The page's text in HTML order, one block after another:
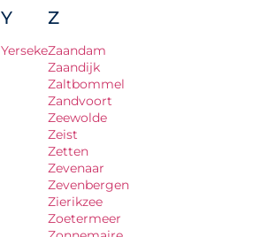
Y
Yerseke
Z
Zaandam
Zaandijk
Zaltbommel
Zandvoort
Zeewolde
Zeist
Zetten
Zevenaar
Zevenbergen
Zierikzee
Zoetermeer